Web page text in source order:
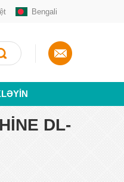
Bengali
DL-